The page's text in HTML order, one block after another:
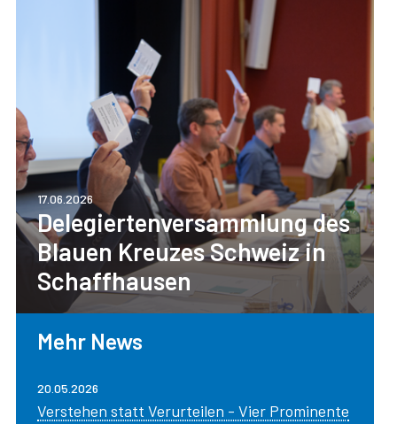
17.06.2026
Delegiertenversammlung des
Blauen Kreuzes Schweiz in
Schaffhausen
Mehr News
20.05.2026
Verstehen statt Verurteilen - Vier Prominente